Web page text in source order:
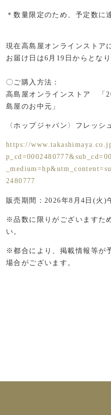
＊数量限定のため、予定数に
現在高島屋オンラインストア
お届け日は6月19日からとなり
〇ご購入方法：
高島屋オンラインストア 「
島屋のお中元」
〈ホップジャパン〉フレッシ
https://
2480777
販売期間：2026年8月4日(火)
※品数に限りがございますた
い。
※都合により、掲載情報等が
場合がございます。